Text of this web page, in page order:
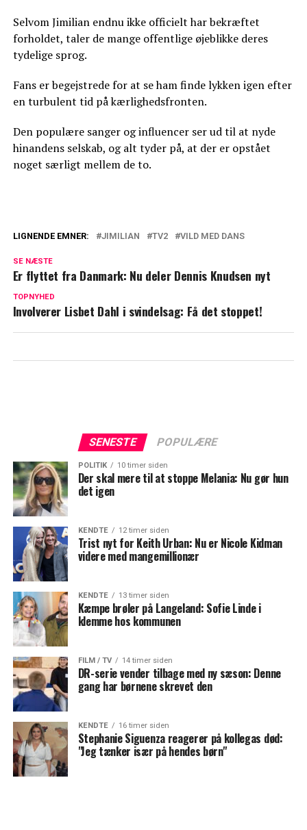
Selvom Jimilian endnu ikke officielt har bekræftet
forholdet, taler de mange offentlige øjeblikke deres
tydelige sprog.
Fans er begejstrede for at se ham finde lykken igen efter
en turbulent tid på kærlighedsfronten.
Den populære sanger og influencer ser ud til at nyde
hinandens selskab, og alt tyder på, at der er opstået
noget særligt mellem de to.
det tatoveret
historie før 'Vild med dans': "Alt var bare
hårdt"
LIGNENDE EMNER: JIMILIAN TV2 VILD MED DANS
SE NÆSTE
Er flyttet fra Danmark: Nu deler Dennis Knudsen nyt
TOPNYHED
Involverer Lisbet Dahl i svindelsag: Få det stoppet!
SENESTE POPULÆRE
POLITIK 10 timer siden
Der skal mere til at stoppe Melania: Nu gør hun
det igen
KENDTE 12 timer siden
Trist nyt for Keith Urban: Nu er Nicole Kidman
videre med mangemillionær
KENDTE 13 timer siden
Kæmpe brøler på Langeland: Sofie Linde i
klemme hos kommunen
FILM / TV 14 timer siden
DR-serie vender tilbage med ny sæson: Denne
gang har børnene skrevet den
KENDTE 16 timer siden
Stephanie Siguenza reagerer på kollegas død:
"Jeg tænker især på hendes børn"